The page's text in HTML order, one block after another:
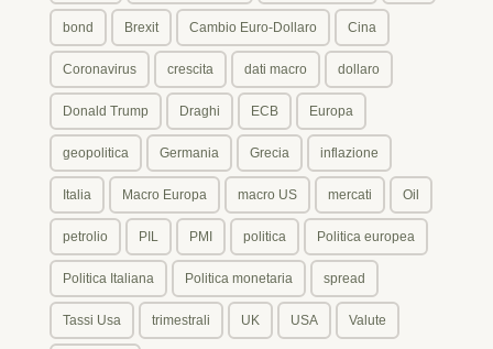
bond Brexit Cambio Euro-Dollaro Cina
Coronavirus crescita dati macro dollaro
Donald Trump Draghi ECB Europa
geopolitica Germania Grecia inflazione
Italia Macro Europa macro US mercati Oil
petrolio PIL PMI politica Politica europea
Politica Italiana Politica monetaria spread
Tassi Usa trimestrali UK USA Valute